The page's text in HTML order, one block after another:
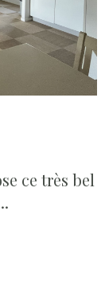
ce très bel